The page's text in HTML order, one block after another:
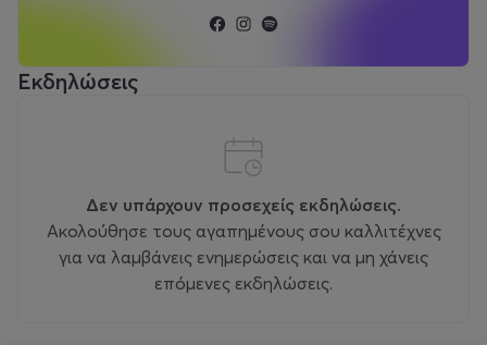
Εκδηλώσεις
Δεν υπάρχουν προσεχείς εκδηλώσεις.
Ακολούθησε τους αγαπημένους σου καλλιτέχνες
για να λαμβάνεις ενημερώσεις και να μη χάνεις
επόμενες εκδηλώσεις.